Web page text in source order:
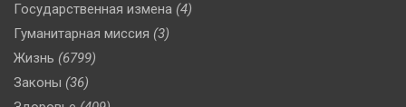
Государственная измена (4)
Гуманитарная миссия (3)
Жизнь (6799)
Законы (36)